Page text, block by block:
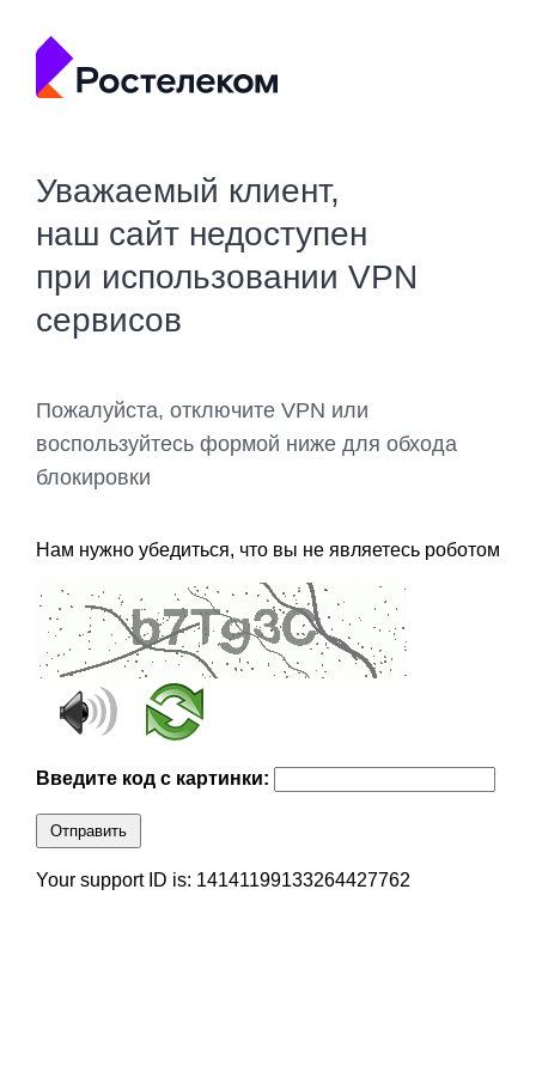
Уважаемый клиент,
наш сайт недоступен
при использовании VPN
сервисов
Пожалуйста, отключите VPN или
воспользуйтесь формой ниже для обхода
блокировки
Нам нужно убедиться, что вы не являетесь роботом
Введите код с картинки:
Отправить
Your support ID is: 14141199133264427762